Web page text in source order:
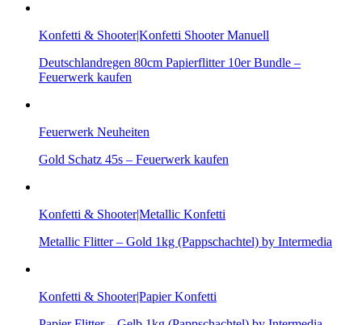
Konfetti & Shooter|Konfetti Shooter Manuell
Deutschlandregen 80cm Papierflitter 10er Bundle –
Feuerwerk kaufen
Feuerwerk Neuheiten
Gold Schatz 45s – Feuerwerk kaufen
Konfetti & Shooter|Metallic Konfetti
Metallic Flitter – Gold 1kg (Pappschachtel) by Intermedia
Konfetti & Shooter|Papier Konfetti